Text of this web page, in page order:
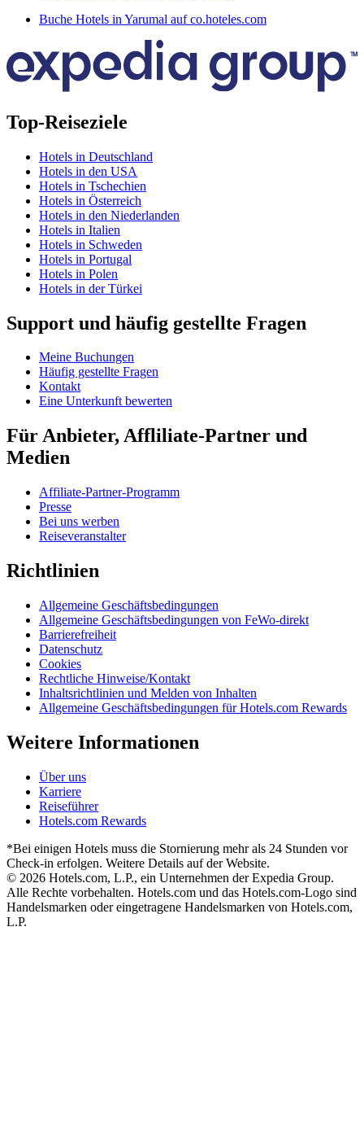
Buche Hotels in Yarumal auf co.hoteles.com
Top-Reiseziele
Hotels in Deutschland
Hotels in den USA
Hotels in Tschechien
Hotels in Österreich
Hotels in den Niederlanden
Hotels in Italien
Hotels in Schweden
Hotels in Portugal
Hotels in Polen
Hotels in der Türkei
Support und häufig gestellte Fragen
Meine Buchungen
Häufig gestellte Fragen
Kontakt
Eine Unterkunft bewerten
Für Anbieter, Affliliate-Partner und
Medien
Affiliate-Partner-Programm
Presse
Bei uns werben
Reiseveranstalter
Richtlinien
Allgemeine Geschäftsbedingungen
Allgemeine Geschäftsbedingungen von FeWo-direkt
Barrierefreiheit
Datenschutz
Cookies
Rechtliche Hinweise/Kontakt
Inhaltsrichtlinien und Melden von Inhalten
Allgemeine Geschäftsbedingungen für Hotels.com Rewards
Weitere Informationen
Über uns
Karriere
Reiseführer
Hotels.com Rewards
*Bei einigen Hotels muss die Stornierung mehr als 24 Stunden vor
Check-in erfolgen. Weitere Details auf der Website.
© 2026 Hotels.com, L.P., ein Unternehmen der Expedia Group.
Alle Rechte vorbehalten. Hotels.com und das Hotels.com-Logo sind
Handelsmarken oder eingetragene Handelsmarken von Hotels.com,
L.P.